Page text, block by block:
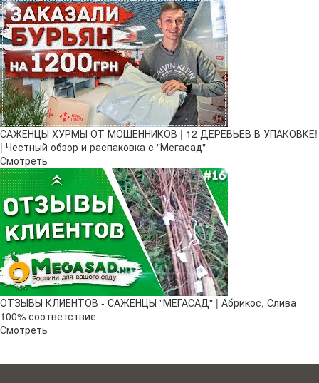
САЖЕНЦЫ ХУРМЫ ОТ МОШЕННИКОВ | 12 ДЕРЕВЬЕВ В УПАКОВКЕ!
| Честный обзор и распаковка с "Мегасад"
Смотреть
ОТЗЫВЫ КЛИЕНТОВ - САЖЕНЦЫ "МЕГАСАД" | Абрикос, Слива
100% соответствие
Смотреть